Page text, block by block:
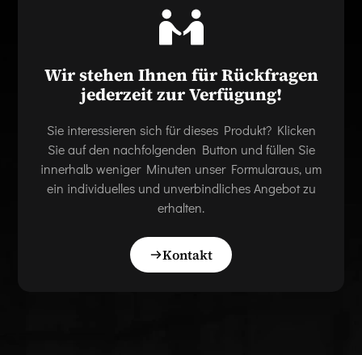
Wir stehen Ihnen für Rückfragen
jederzeit zur Verfügung!
Sie interessieren sich für dieses Produkt? Klicken
Sie auf den nachfolgenden Button und füllen Sie
innerhalb weniger Minuten unser Formularaus, um
ein individuelles und unverbindliches Angebot zu
erhalten.
Kontakt